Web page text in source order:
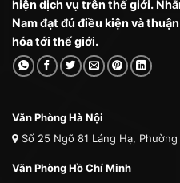
hiện dịch vụ trên thế giới.
Nam đạt đủ điều kiện và
hóa tới thế giới.
Văn Phòng Hà Nội
Số 25 Ngõ 81 Láng Hạ,
Văn Phòng Hồ Chí Minh